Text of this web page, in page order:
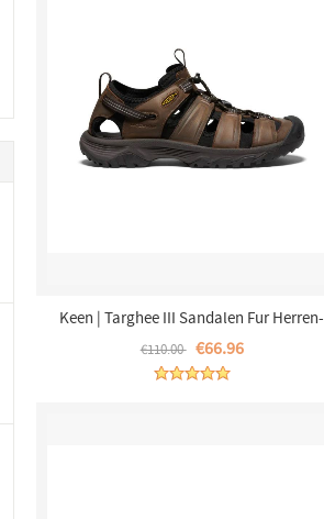
Keen | Targhee III Sandalen Fur Herren-
Bison/Mulch
€110.00 €66.96